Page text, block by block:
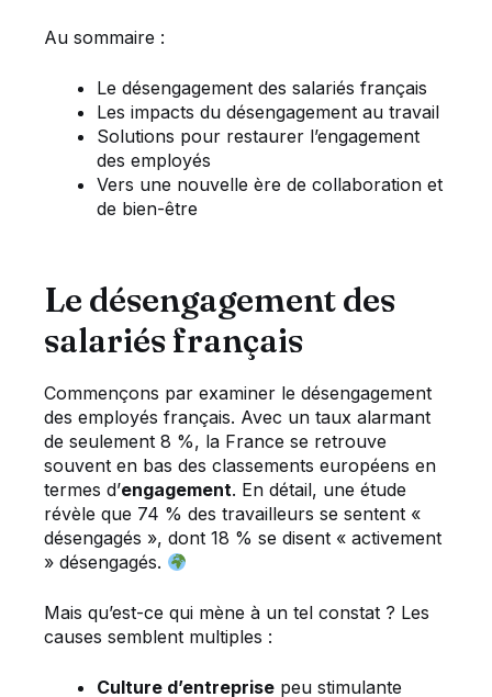
Au sommaire :
Le désengagement des salariés français
Les impacts du désengagement au travail
Solutions pour restaurer l’engagement
des employés
Vers une nouvelle ère de collaboration et
de bien-être
Le désengagement des
salariés français
Commençons par examiner le désengagement
des employés français. Avec un taux alarmant
de seulement 8 %, la France se retrouve
souvent en bas des classements européens en
termes d’engagement. En détail, une étude
révèle que 74 % des travailleurs se sentent «
désengagés », dont 18 % se disent « activement
» désengagés.
Mais qu’est-ce qui mène à un tel constat ? Les
causes semblent multiples :
Culture d’entreprise peu stimulante